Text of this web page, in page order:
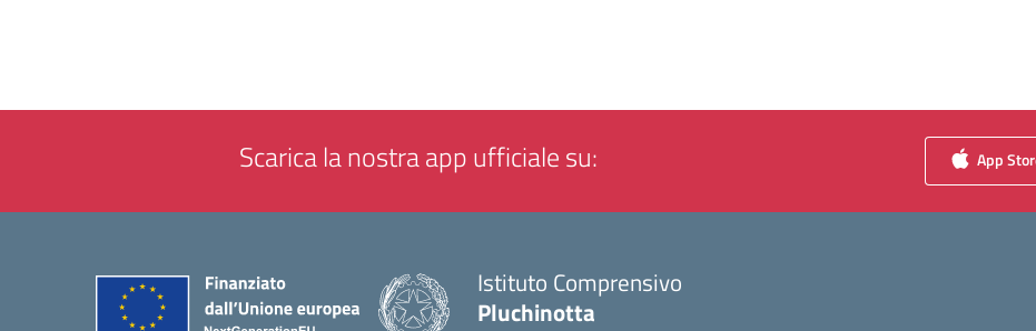
Scarica la nostra app ufficiale su: App
Istituto Comprensivo
Pluchinotta